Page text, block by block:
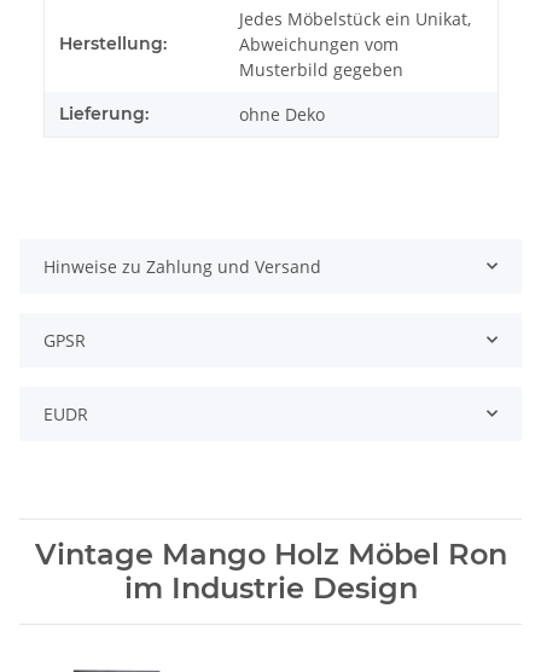
Herstellung:
Jedes Möbelstück ein Unikat,
Abweichungen vom
Musterbild gegeben
Lieferung: ohne Deko
Hinweise zu Zahlung und Versand
GPSR
EUDR
Vintage Mango Holz Möbel Ron
im Industrie Design